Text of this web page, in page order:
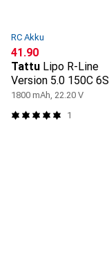
RC Akku
CHF
41.90
Tattu Lipo R-Line
Version 5.0 150C 6S
battery with XT60
connector
1800 mAh, 22.20 V
1